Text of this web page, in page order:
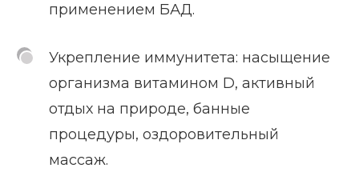
применением БАД.
Укрепление иммунитета: насыщение
организма витамином D, активный
отдых на природе, банные
процедуры, оздоровительный
массаж.